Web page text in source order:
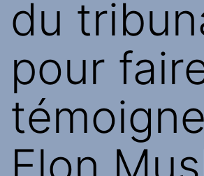
du
pour
Elon